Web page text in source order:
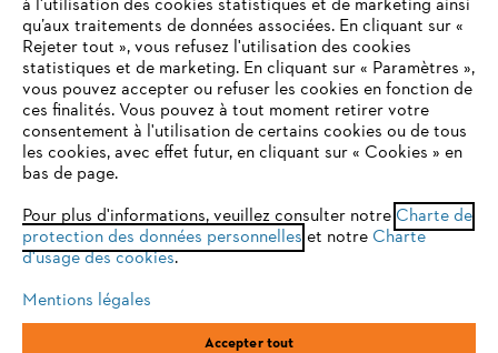
Service
Conditions Générales de Vente
Mentions légales Cookies
Conditions de garantie
VOTRE NAVIGATEUR INTERNET
N'EST PLUS PRIS EN CHARGE
Vous utilisez un navigateur Internet que nous ne prenons plus
en charge, et certaines fonctionnalités de notre site ne
peuvent fonctionner correctement. Pour une utilisation
optimale de notre site, nous vous recommandons de passer à
l'un des navigateurs suivants :
firefox chrome
à l'utilisation des cookies statistiques et de marketing ainsi
qu’aux traitements de données associées. En cliquant sur «
Rejeter tout », vous refusez l'utilisation des cookies
statistiques et de marketing. En cliquant sur « Paramètres »,
vous pouvez accepter ou refuser les cookies en fonction de
ces finalités. Vous pouvez à tout moment retirer votre
consentement à l'utilisation de certains cookies ou de tous
les cookies, avec effet futur, en cliquant sur « Cookies » en
bas de page.
Pour plus d'informations, veuillez consulter notre Charte de
protection des données personnelles et notre Charte
d'usage des cookies.
Mentions légales
Accepter tout